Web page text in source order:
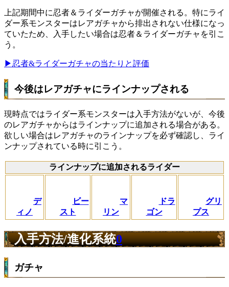
上記期間中に忍者＆ライダーガチャが開催される。特にライ
ダー系モンスターはレアガチャから排出されない仕様になっ
ていたため、入手したい場合は忍者＆ライダーガチャを引こ
う。
▶忍者&ライダーガチャの当たりと評価
今後はレアガチャにラインナップされる
現時点ではライダー系モンスターは入手方法がないが、今後
のレアガチャからはラインナップに追加される場合がある。
欲しい場合はレアガチャのラインナップを必ず確認し、ライ
ンナップされている時に引こう。
ラインナップに追加されるライダー
デ
ィノ
ビー
スト
マ
リン
ドラ
ゴン
グリ
プス
入手方法/進化系統0
ガチャ